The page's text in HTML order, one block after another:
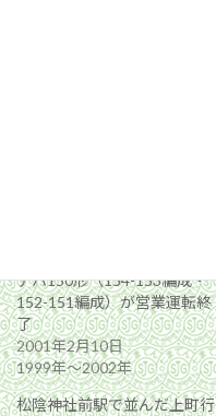
デハ150形（154-153編成・
152-151編成）が営業運転終
了
2001年2月10日
1999年〜2002年
松陰神社前駅で並んだ上町行